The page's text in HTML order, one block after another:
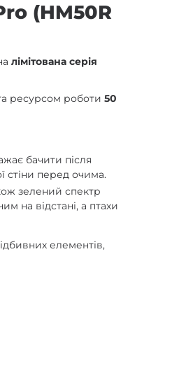
(HM50R
лімітована серія
ресурсом роботи50
бачити після
стіни перед очима.
зелений спектр
на відстані, а птахи
елементів,